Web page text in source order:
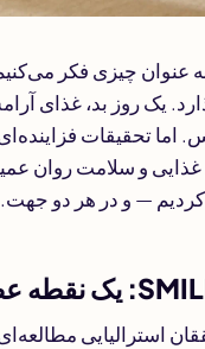
عنوان چیزی فکر
یک روز بد، غذای
اما تحقیقات
غذایی و سلامت روان
— و در هر دو جهت.
۲۰۱۷، محققان استرالیایی